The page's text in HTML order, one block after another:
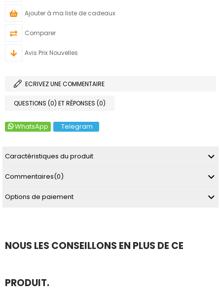
Ajouter à ma liste de cadeaux
Comparer
Avis Prix Nouvelles
ECRIVEZ UNE COMMENTAIRE
QUESTIONS (0) ET RÉPONSES (0)
WhatsApp Telegram
Caractéristiques du produit
Commentaires(0)
Options de paiement
NOUS LES CONSEILLONS EN PLUS DE CE
PRODUIT.